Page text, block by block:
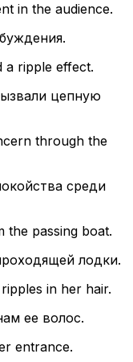
in the audience.
a ripple effect.
цепную
through the
среди
the passing boat.
лодки.
in her hair.
ее волос.
entrance.